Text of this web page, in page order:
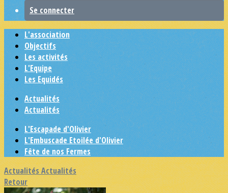
Se connecter
L'association
Objectifs
Les activités
L'Equipe
Les Equidés
Actualités
Actualités
L'Escapade d'Olivier
L'Embuscade Etoilée d'Olivier
Fête de nos Fermes
ActualitésActualités
Retour